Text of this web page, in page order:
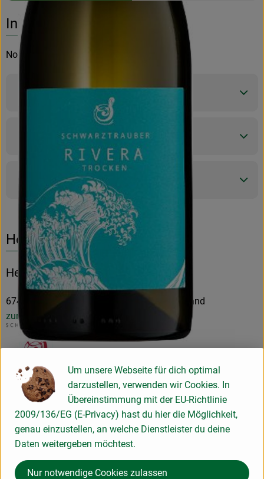
Entdecke passende RezepteEs wurden
Info
Normalpreis 7,99 €
Produktinformationen
Produktdatenblatt
Herkunft
Hersteller: Weingut Schwarztrauber
67435 Neustadt an der Weinstraße Deutschland
zur Webseite
Bioland-Weinmanufaktur Schwarztrauber
D 67435 Neustadt
Seit 1986 Bio-Genuss.
Kontrollnummer D-RP-OTR-006-1302-AB
(Daten von Ecoinform)
Um unsere Webseite für dich optimal
darzustellen, verwenden wir Cookies. In
Übereinstimmung mit der EU-Richtlinie
2009/136/EG (E-Privacy) hast du hier die Möglichkeit,
genau einzustellen, an welche Dienstleister du deine
Daten weitergeben möchtest.
Nur notwendige Cookies zulassen